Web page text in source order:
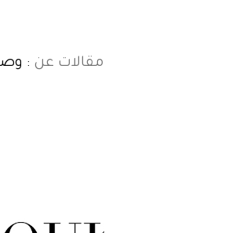
مقالات عن :